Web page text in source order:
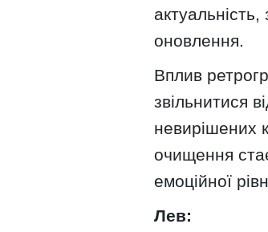
оновлення.
Вплив
звільнитися
невирішених
очищення
емоційної
Лев: